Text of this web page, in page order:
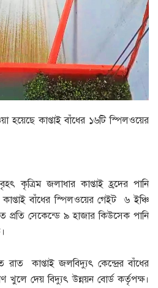
হয়েছে কাপ্তাই বাঁধের ১৬টি স্পিলওয়ের
কৃত্রিম জলাধার কাপ্তাই হ্রদের পানি
বাঁধের স্পিলওয়ের গেইট ৬ ইঞ্চি
সেকেন্ডে ৯ হাজার কিউসেক পানি
কাপ্তাই জলবিদ্যুৎ কেন্দ্রের বাঁধের
খুলে দেয় বিদ্যুৎ উন্নয়ন বোর্ড কর্তৃপক্ষ।